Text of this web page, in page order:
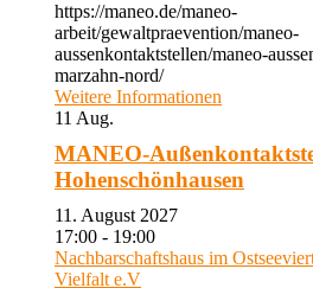
https://maneo.de/maneo-
arbeit/gewaltpraevention/maneo-
aussenkontaktstellen/maneo-
marzahn-nord/
Weitere Informationen
11 Aug.
MANEO-
Hohenschönhausen
11. August 2027
17:00 - 19:00
Nachbarschaftshaus im
Vielfalt e.V